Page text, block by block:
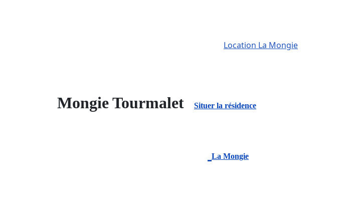
Location La Mongie
Mongie Tourmalet Situer la résidence
La Mongie